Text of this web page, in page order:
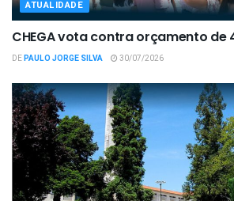
ATUALIDADE
CHEGA vota contra orçamento de
DEPAULO JORGE SILVA 30/07/2026